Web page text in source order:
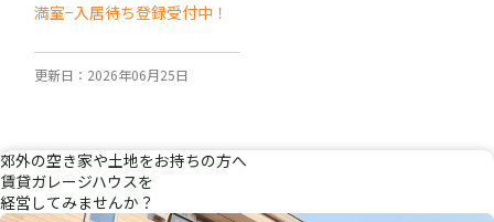
満室−入居待ち登録受付中！
更新日：2026年06月25日
郊外の空き家や土地をお持ちの方へ
賃貸ガレージハウスを
経営 してみませんか？